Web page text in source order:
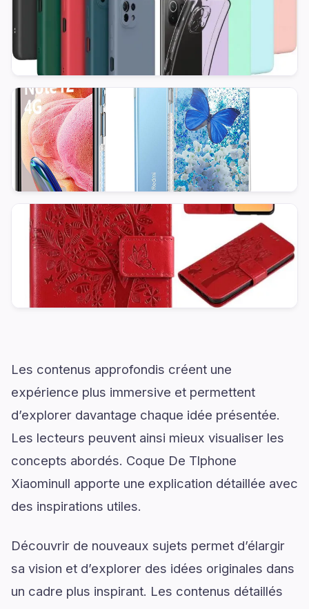
Les contenus approfondis créent une
expérience plus immersive et permettent
d’explorer davantage chaque idée présentée.
Les lecteurs peuvent ainsi mieux visualiser les
concepts abordés. Coque De Tlphone
Xiaominull apporte une explication détaillée avec
des inspirations utiles.
Découvrir de nouveaux sujets permet d’élargir
sa vision et d’explorer des idées originales dans
un cadre plus inspirant. Les contenus détaillés